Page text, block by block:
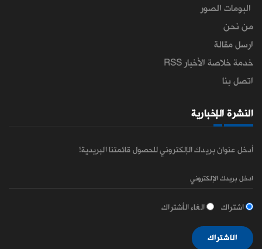
البومات الصور
من نحن
ارسل مقالة
خدمة خلاصة الأخبار RSS
اتصل بنا
النشرة الإخبارية
أدخل عنوان بريدك الإلكتروني للحصول قائمتنا البريدية!
اشتراك الغاء الأشتراك
الاشتراك